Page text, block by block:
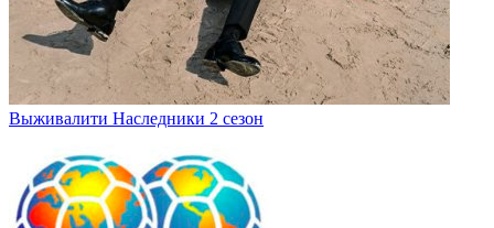
Выживалити Наследники 2 сезон